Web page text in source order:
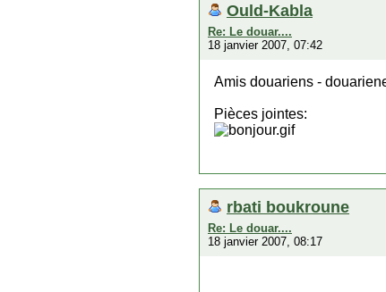
Ould-Kabla
Re: Le douar....
18 janvier 2007, 07:42
Amis douariens -
Pièces jointes:
rbati boukroune
Re: Le douar....
18 janvier 2007, 08:17